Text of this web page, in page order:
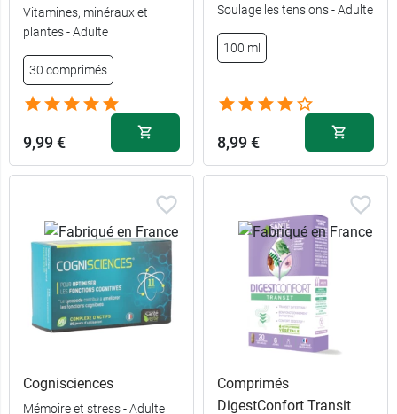
Vitamines, minéraux et
plantes - Adulte
30 comprimés
9,99 €
Soulage les tensions - Adulte
100 ml
8,99 €
Cognisciences
Mémoire et stress - Adulte
Comprimés
DigestConfort Transit